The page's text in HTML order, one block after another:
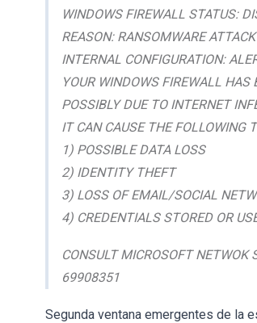
WINDOWS FIREWALL STATUS:
REASON: RANSOMWARE
INTERNAL CONFIGURATION:
YOUR WINDOWS FIREWALL HAS
POSSIBLY DUE TO INTERNET
IT CAN CAUSE THE FOLLOWING
1) POSSIBLE DATA LOSS
2) IDENTITY THEFT
3) LOSS OF EMAIL/SOCIAL
4) CREDENTIALS STORED OR
CONSULT MICROSOFT NETWOK
69908351
Segunda ventana emergentes de la